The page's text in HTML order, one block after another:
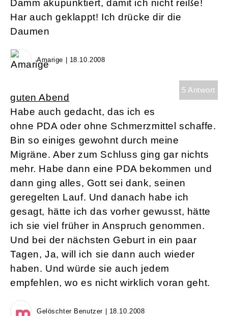
Damm akupunktiert, damit ich nicht reiße!
Har auch geklappt! Ich drücke dir die
Daumen
Amarige | 18.10.2008
5 Antwort
guten Abend
Habe auch gedacht, das ich es
ohne PDA oder ohne Schmerzmittel schaffe.
Bin so einiges gewohnt durch meine
Migräne. Aber zum Schluss ging gar nichts
mehr. Habe dann eine PDA bekommen und
dann ging alles, Gott sei dank, seinen
geregelten Lauf. Und danach habe ich
gesagt, hätte ich das vorher gewusst, hätte
ich sie viel früher in Anspruch genommen.
Und bei der nächsten Geburt in ein paar
Tagen, Ja, will ich sie dann auch wieder
haben. Und würde sie auch jedem
empfehlen, wo es nicht wirklich voran geht.
Gelöschter Benutzer | 18.10.2008